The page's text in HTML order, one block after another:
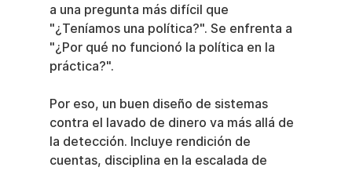
a una pregunta más difícil que
"¿Teníamos una política?". Se enfrenta a
"¿Por qué no funcionó la política en la
práctica?".
Por eso, un buen diseño de sistemas
contra el lavado de dinero va más allá de
la detección. Incluye rendición de
cuentas, disciplina en la escalada de